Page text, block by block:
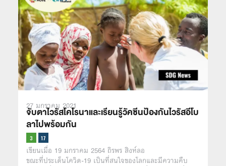
27 มกราคม 2021
จับตาไวรัสโคโรนาและเรียนรู้วัคซีนป้องกันไวรัสอีโบ
ลาไปพร้อมกัน
เขียนเมื่อ 19 มกราคม 2564 ถิรพร สิงห์ลอ
ขณะที่ประเด็นโควิด-19 เป็นที่สนใจของโลกและมีความคืบ